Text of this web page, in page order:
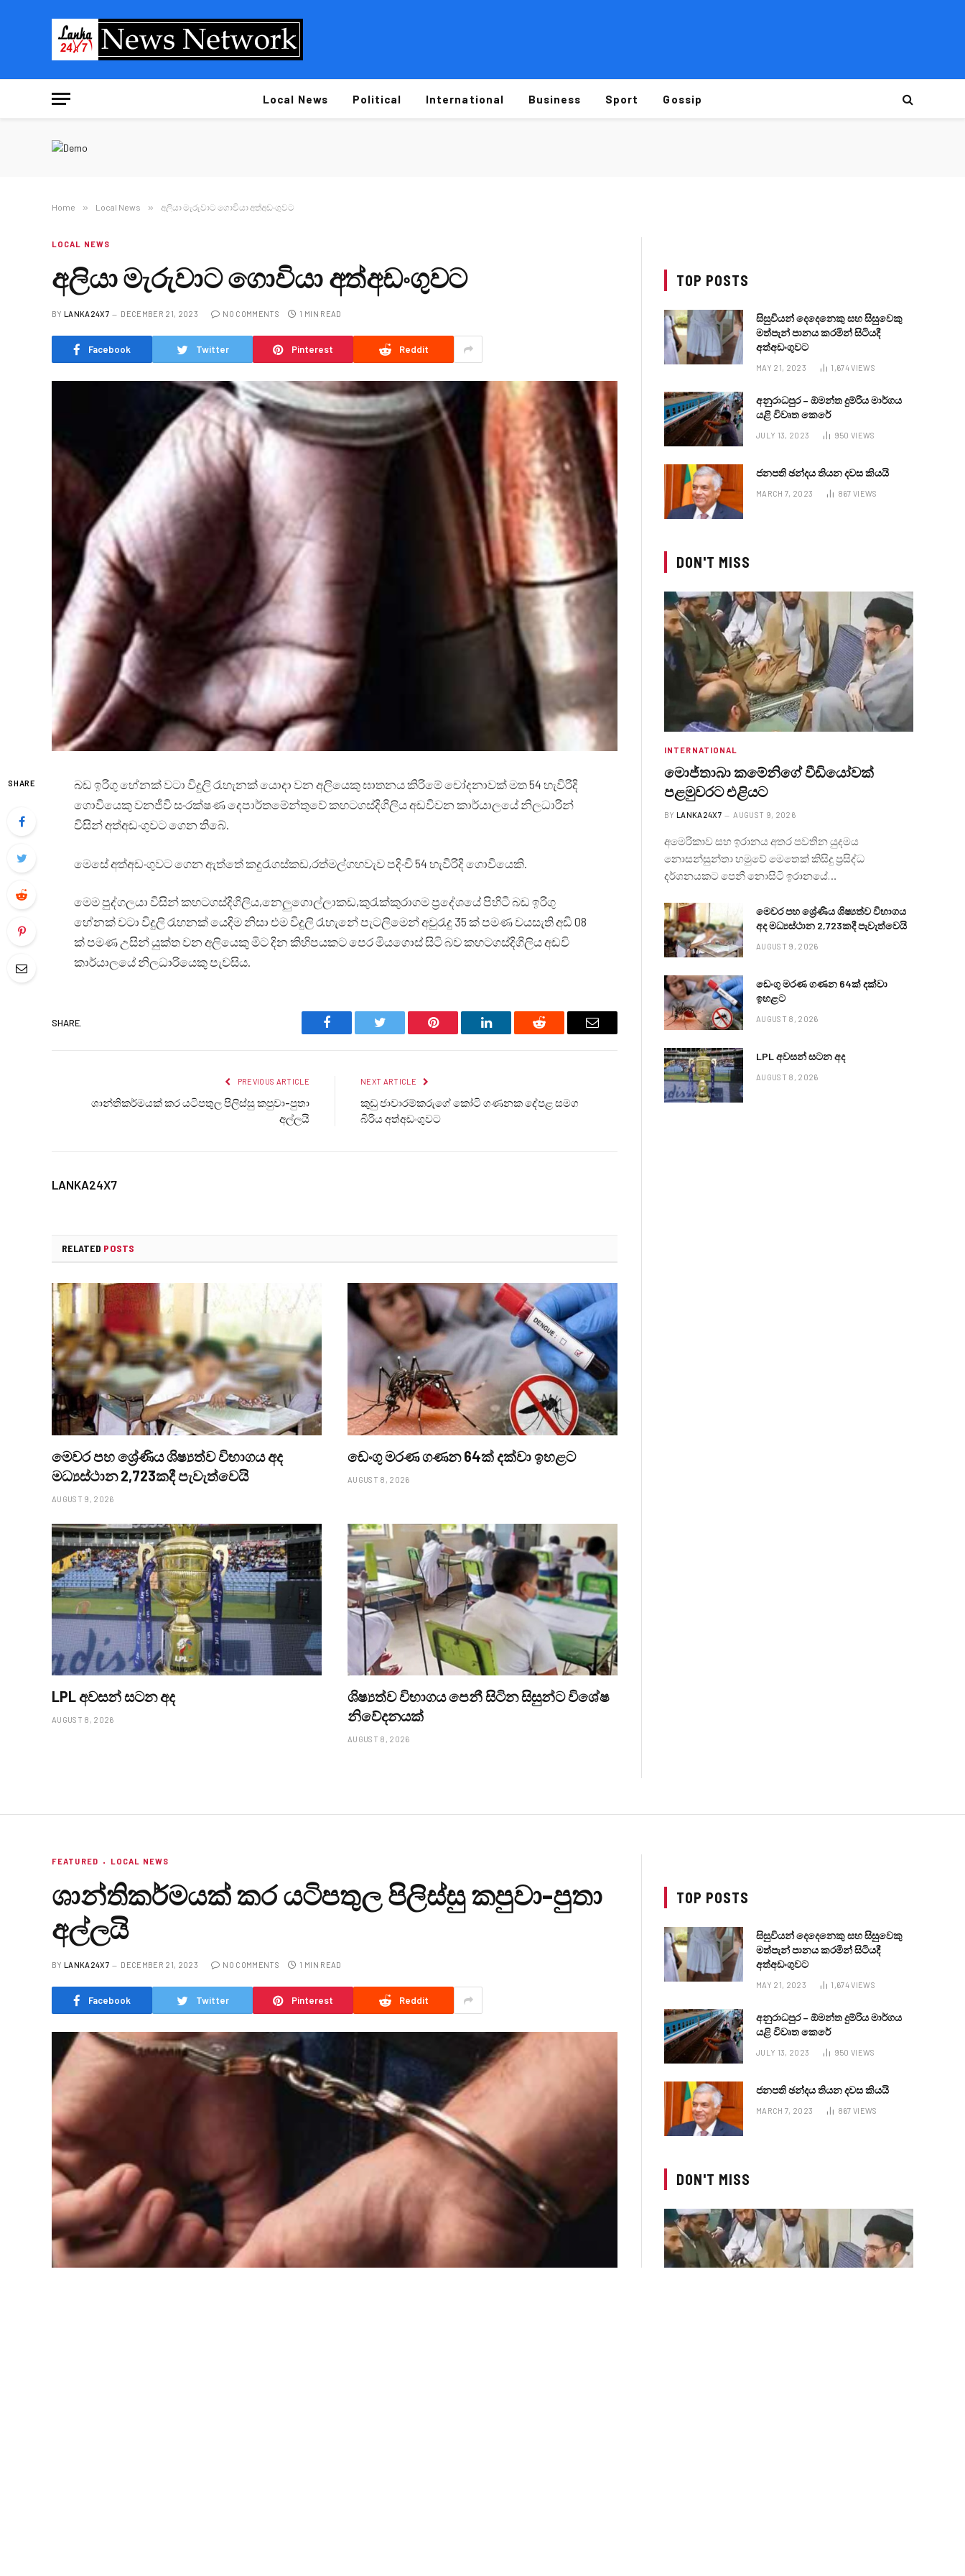
Local News Political International Business Sport Gossip
Home » Local News » අලියා මැරුවාට ගොවියා අත්අඩංගුවට
LOCAL NEWS
අලියා මැරුවාට ගොවියා අත්අඩංගුවට
BY LANKA24X7 DECEMBER 21, 2023 NO COMMENTS 1 MIN READ
Facebook Twitter Pinterest Reddit
SHARE
බඩ ඉරිගු හේනක් වටා විදුලි රැහැනක් යොදා වන අලියෙකු ඝාතනය කිරිමේ චෝදනාවක් මත 54 හැවිරිදි
ගොවියෙකු වනජීවි සංරක්ෂණ දෙපාර්තමේන්තුවේ කහටගස්දිගිලිය අඩවිවන කාර්යාලයේ නිලධාරින්
විසින් අත්අඩංගුවට ගෙන තිබේ.
මෙසේ අත්අඩංගුවට ගෙන ඇත්තේ කදුරැගස්කඩ,රත්මල්ගහවැව පදිංචි 54 හැවිරිදි ගොවියෙකි.
මෙම පුද්ගලයා විසින් කහටගස්දිගිලිය,නෙලුගොල්ලාකඩ,කුරැක්කුරාගම ප්‍රදේශයේ පිහිටි බඩ ඉරිගු
හේනක් වටා විදුලි රැහනක් යෙදිම නිසා එම විදුලි රැහැනේ පැටලිමෙන් අවුරැදු 35 ක් පමණ වයසැති අඩි 08
ක් පමණ උසින් යුක්ත වන අලියෙකු මිට දින කිහිපයකට පෙර මියගොස් සිටි බව කහටගස්දිගිලිය අඩවි
කාර්යාලයේ නිලධාරියෙකු පැවසිය.
SHARE.
Facebook Twitter Pinterest LinkedIn Reddit Email
PREVIOUS ARTICLE
ශාන්තිකර්මයක් කර යටිපතුල පිලිස්සු කපුවා-පුතා
අල්ලයි
NEXT ARTICLE
කුඩු ජාවාරම්කරුගේ කෝටි ගණනක දේපළ සමග
බිරිය අත්අඩංගුවට
LANKA24X7
RELATED POSTS
මෙවර පහ ශ්‍රේණිය ශිෂ්‍යත්ව විභාගය අද
මධ්‍යස්ථාන 2,723කදී පැවැත්වෙයි
AUGUST 9, 2026
ඩෙංගු මරණ ගණන 64ක් දක්වා ඉහළට
AUGUST 8, 2026
LPL අවසන් සටන අද
AUGUST 8, 2026
ශිෂ්‍යත්ව විභාගය පෙනී සිටින සිසුන්ට විශේෂ
නිවේදනයක්
AUGUST 8, 2026
TOP POSTS
සිසුවියන් දෙදෙනෙකු සහ සිසුවෙකු
මත්පැන් පානය කරමින් සිටියදී
අත්අඩංගුවට
MAY 21, 2023 1,674VIEWS
අනුරාධපුර – ඕමන්ත දුම්රිය මාර්ගය
යළි විවෘත කෙරේ
JULY 13, 2023 950 VIEWS
ජනපති ඡන්දය තියන දවස කියයි
MARCH 7, 2023 867 VIEWS
DON'T MISS
INTERNATIONAL
මොජ්තාබා කමේනිගේ වීඩියෝවක්
පළමුවරට එළියට
BY LANKA24X7 AUGUST 9, 2026
අමෙරිකාව සහ ඉරානය අතර පවතින යුදමය
නොසන්සුන්තා හමුවේ මෙතෙක් කිසිදු ප්‍රසිද්ධ
දර්ශනයකට පෙනී නොසිටි ඉරානයේ…
මෙවර පහ ශ්‍රේණිය ශිෂ්‍යත්ව විභාගය
අද මධ්‍යස්ථාන 2,723කදී පැවැත්වෙයි
AUGUST 9, 2026
ඩෙංගු මරණ ගණන 64ක් දක්වා
ඉහළට
AUGUST 8, 2026
LPL අවසන් සටන අද
AUGUST 8, 2026
FEATURED LOCAL NEWS
ශාන්තිකර්මයක් කර යටිපතුල පිලිස්සු කපුවා-පුතා
අල්ලයි
BY LANKA24X7 DECEMBER 21, 2023 NO COMMENTS 1 MIN READ
Facebook Twitter Pinterest Reddit
TOP POSTS
සිසුවියන් දෙදෙනෙකු සහ සිසුවෙකු
මත්පැන් පානය කරමින් සිටියදී
අත්අඩංගුවට
MAY 21, 2023 1,674VIEWS
අනුරාධපුර – ඕමන්ත දුම්රිය මාර්ගය
යළි විවෘත කෙරේ
JULY 13, 2023 950 VIEWS
ජනපති ඡන්දය තියන දවස කියයි
MARCH 7, 2023 867 VIEWS
DON'T MISS